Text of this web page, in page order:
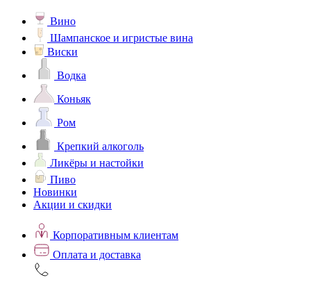
Вино
Шампанское и игристые вина
Виски
Водка
Коньяк
Ром
Крепкий алкоголь
Ликёры и настойки
Пиво
Новинки
Акции и скидки
Корпоративным клиентам
Оплата и доставка